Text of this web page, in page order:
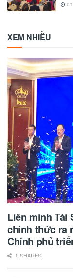
XEM NHIỀU
Liên minh Tài
chính thức ra
Chính phủ
0 SHARES